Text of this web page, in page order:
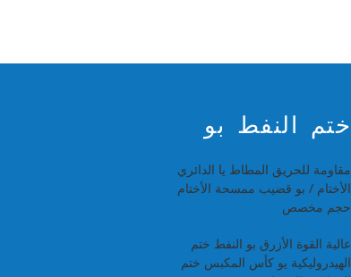
ختم النفط بو
مقاومة للحريق المطاط يا الدائري
الأختام / بو قضيب ممسحة الأختام
حجم مخصص
عالية القوة الأزرق بو النفط ختم
الهيدروليكية يو كأس المكبس ختم